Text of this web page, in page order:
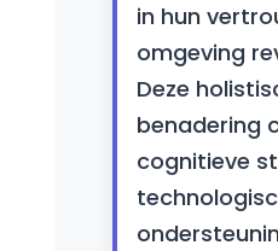
in hun
omgeving
Deze
benadering
cognitieve